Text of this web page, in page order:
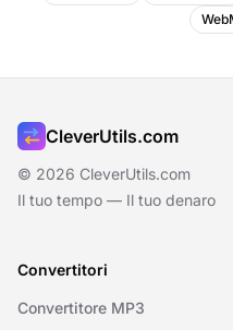
CleverUtils.com
© 2026 CleverUtils.com
Il tuo tempo — Il tuo denaro
Convertitori
Convertitore MP3